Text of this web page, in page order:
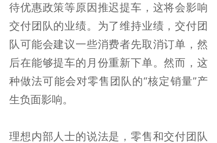
待优惠政策等原因推迟提车，这将会影响
交付团队的业绩。为了维持业绩，交付团
队可能会建议一些消费者先取消订单，然
后在能够提车的月份重新下单。然而，这
种做法可能会对零售团队的“核定销量”产
生负面影响。
理想内部人士的说法是，零售和交付团队